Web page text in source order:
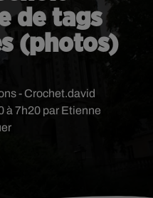
de tags
(photos)
à 7h20 par Etienne
- Crochet.david